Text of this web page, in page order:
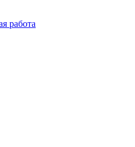
работа